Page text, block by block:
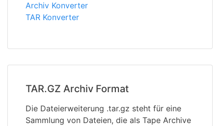
Archiv Konverter
TAR Konverter
TAR.GZ Archiv Format
Die Dateierweiterung .tar.gz steht für eine
Sammlung von Dateien, die als Tape Archive